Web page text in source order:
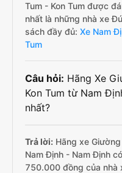
Tum - Kon Tum được
nhất là những nhà xe
sách đầy đủ: Xe Nam
Tum
Câu hỏi: Hãng Xe
Kon Tum từ Nam
nhất?
Trả lời: Hãng xe
Nam Định - Nam Định
750.000 đồng của nhà